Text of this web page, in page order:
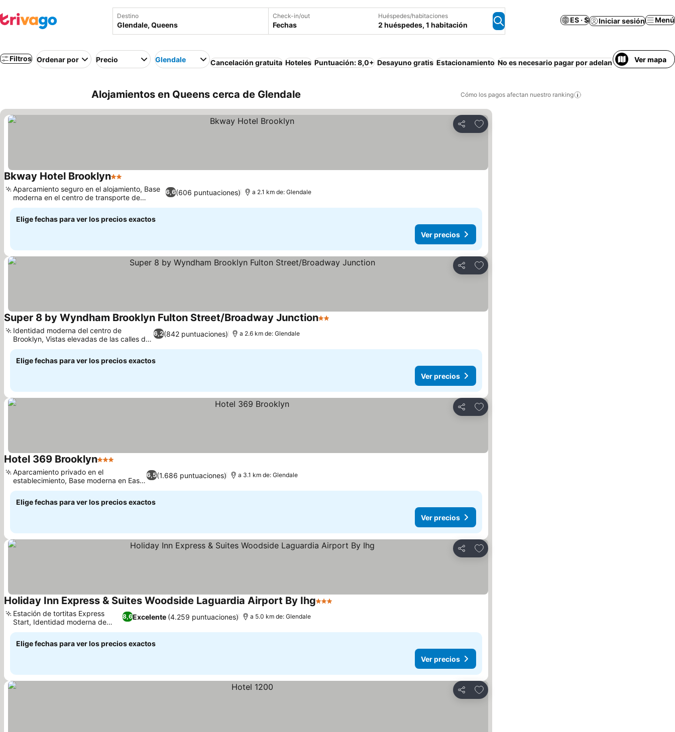
Destino Check-in/out
Fechas
Huéspedes/habitaciones
2 huéspedes, 1 habitación
ES · $ Iniciar sesión Menú
Filtros Ordenar por Precio Glendale Cancelación gratuita Hoteles Puntuación: 8,0+ Desayuno gratis Estacionamiento No es necesario pagar por adelantado Ver mapa
Alojamientos en Queens cerca de Glendale Cómo los pagos afectan nuestro ranking
Compartir
Agregar a favoritos
Bkway Hotel Brooklyn2 Estrellas
6,6(606 puntuaciones)
Aparcamiento seguro en el alojamiento, Base
moderna en el centro de transporte de
Brooklyn
a 2.1 km de: Glendale
Elige fechas para ver los precios exactos
Ver precios
Compartir
Agregar a favoritos
Super 8 by Wyndham Brooklyn Fulton Street/Broadway Junction2 Estrellas
6,2(842 puntuaciones)
Identidad moderna del centro de
Brooklyn, Vistas elevadas de las calles del
metro
a 2.6 km de: Glendale
Elige fechas para ver los precios exactos
Ver precios
Compartir
Agregar a favoritos
Hotel 369 Brooklyn3 Estrellas
6,5(1.686 puntuaciones)
Aparcamiento privado en el
establecimiento, Base moderna en East
New York
a 3.1 km de: Glendale
Elige fechas para ver los precios exactos
Ver precios
Compartir
Agregar a favoritos
Holiday Inn Express & Suites Woodside Laguardia Airport By Ihg3 Estrellas
8,6Excelente (4.259 puntuaciones)
Estación de tortitas Express
Start, Identidad moderna de
Woodside
a 5.0 km de: Glendale
Elige fechas para ver los precios exactos
Ver precios
Compartir
Agregar a favoritos